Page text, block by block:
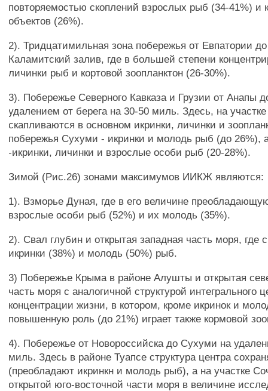
повторяемостью скоплений взрослых рыб (34-41%) и
объектов (26%).
2). Тридцатимильная зона побережья от Евпатории
Каламитский залив, где в большей степени
личинки рыб и кортовой зоопланктон (26-30%).
3). Побережье Северного Кавказа и Грузии от Анапы
удалением от берега на 30-50 миль. Здесь, на
скапливаются в основном икринки, личинки и
побережья Сухуми - икринки и молодь рыб (до 26%),
-икринки, личинки и взрослые особи рыб (20-28%).
Зимой (Рис.26) зонами максимумов ИИКЖ являются:
1). Взморье Дуная, где в его величине
взрослые особи рыб (52%) и их молодь (35%).
2). Свал глубин и открытая западная часть моря, где
икринки (38%) и молодь (50%) рыб.
3) Побережье Крыма в районе Алушты и открытая
часть моря с аналогичной структурой интегрального
концентрации жизни, в котором, кроме икринок и
повышенную роль (до 21%) играет также кормовой
4). Побережье от Новороссийска до Сухуми на
миль. Здесь в районе Туапсе структура центра
(преобладают икринкн и молодь рыб), а на участке
открытой юго-восточной части моря в величине